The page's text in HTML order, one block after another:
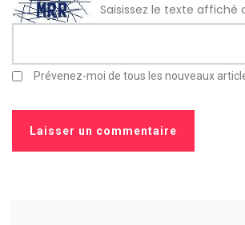
Saisissez le texte affiché
Prévenez-moi de tous les nouveaux